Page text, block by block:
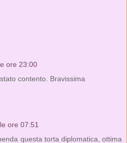
ore 23:00
contento. Bravissima
ore 07:51
questa torta diplomatica, ottima